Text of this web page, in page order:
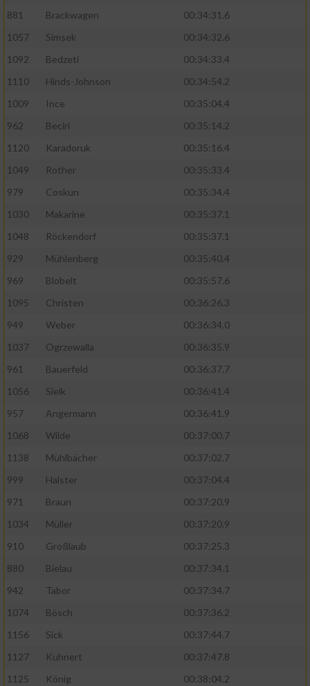
881
Brackwagen
00:34:31.6
1057
Simsek
00:34:32.6
1092
Bedzeti
00:34:33.4
1110
Hinds-Johnson
00:34:54.2
1009
Ince
00:35:04.4
962
Beciri
00:35:14.2
1120
Karadoruk
00:35:16.4
1049
Rother
00:35:33.4
979
Coskun
00:35:34.4
1030
Makarine
00:35:37.1
1048
Röckendorf
00:35:37.1
929
Mühlenberg
00:35:40.4
969
Blobelt
00:35:57.6
1095
Christen
00:36:26.3
949
Weber
00:36:34.0
1037
Ogrzewalla
00:36:35.9
961
Bauerfeld
00:36:37.7
1056
Sielk
00:36:41.4
957
Angermann
00:36:41.9
1068
Wilde
00:37:00.7
1138
Mühlbächer
00:37:02.7
999
Halster
00:37:04.4
971
Braun
00:37:20.9
1034
Müller
00:37:20.9
910
Großlaub
00:37:25.3
880
Bielau
00:37:34.1
942
Tabor
00:37:34.7
1074
Bösch
00:37:36.2
1156
Sick
00:37:44.7
1127
Kuhnert
00:37:47.8
1125
König
00:38:04.2